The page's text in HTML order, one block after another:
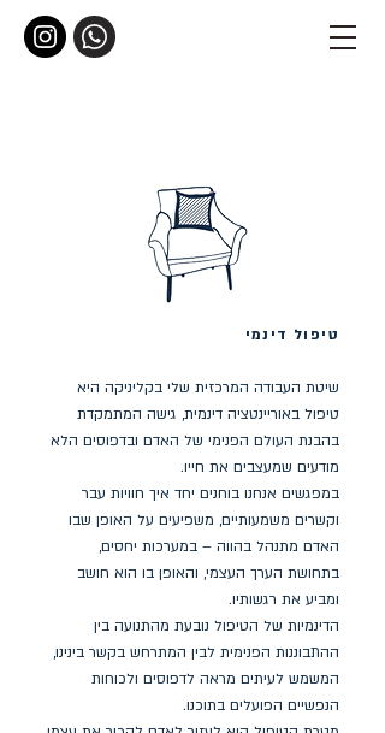
טיפול דינמי
שיטת העבודה המרכזית שלי בקליניקה היא
טיפול באוריינטציה דינמית, גישה המתמקדת
בהבנת העולם הפנימי של האדם ובדפוסים הלא
מודעים שמעצבים את חייו.
במפגשים אנחנו בוחנים יחד איך חוויות עבר
וקשרים משמעותיים, משפיעים על האופן שבו
האדם מתנהל בהווה – במערכות יחסים,
בתחושת הערך העצמי, והאופן בו הוא חושב
ומביע את רגשותיו.
הדינמיות של הטיפול נובעת מהתנועה בין
ההתבוננות הפנימית לבין המתרחש בקשר בינינו,
המשמש לעיתים מראה לדפוסים ולכוחות
הנפשיים הפועלים בתוכנו.